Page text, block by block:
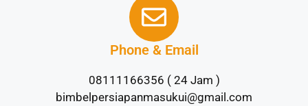
Phone & Email
08111166356 ( 24 Jam )
bimbelpersiapanmasukui@gmail.com